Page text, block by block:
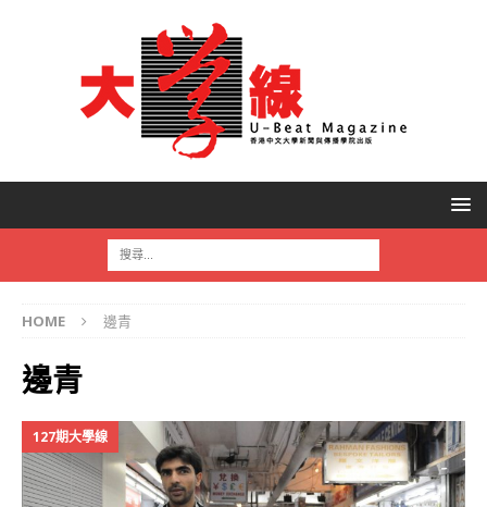
HOME 邊青
邊青
127期大學線